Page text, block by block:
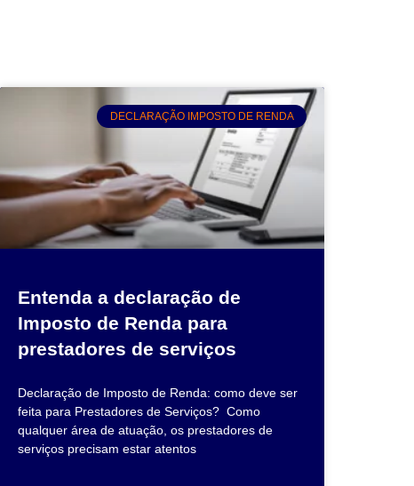
DECLARAÇÃO IMPOSTO DE RENDA
Entenda a declaração de
Imposto de Renda para
prestadores de serviços
Declaração de Imposto de Renda: como deve ser
feita para Prestadores de Serviços? Como
qualquer área de atuação, os prestadores de
serviços precisam estar atentos